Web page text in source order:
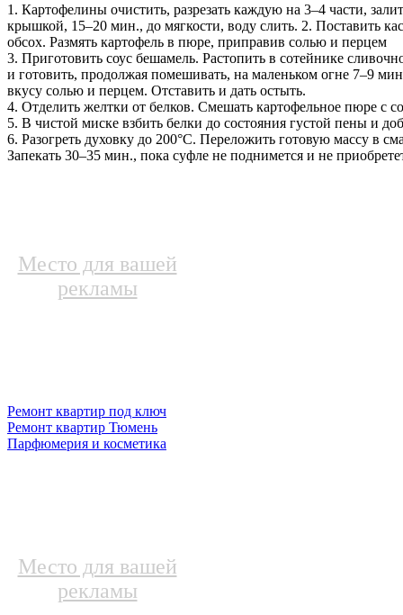
1. Картофелины очистить, разрезать каждую на 3–4 части,
крышкой, 15–20 мин., до мягкости, воду слить. 2. Поставить
обсох. Размять картофель в пюре, приправив солью и перцем
3. Приготовить соус бешамель. Растопить в сотейнике
и готовить, продолжая помешивать, на маленьком огне 7–9
вкусу солью и перцем. Отставить и дать остыть.
4. Отделить желтки от белков. Смешать картофельное пюре с
5. В чистой миске взбить белки до состояния густой пены и
6. Разогреть духовку до 200°C. Переложить готовую массу в
Запекать 30–35 мин., пока суфле не поднимется и не
Место для вашей
рекламы
Ремонт квартир под ключ
Ремонт квартир Тюмень
Парфюмерия и косметика
Место для вашей
рекламы